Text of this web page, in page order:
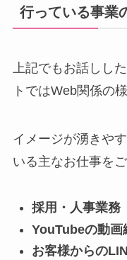
行っている事業
上記でもお話しし
トではWeb関係の
イメージが湧きや
いる主なお仕事を
採用・人事業務
YouTubeの動画
お客様からの